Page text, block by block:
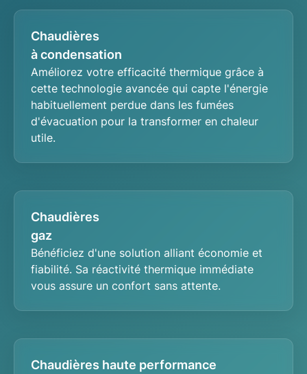
Chaudières
à condensation
Améliorez votre efficacité thermique grâce à
cette technologie avancée qui capte l'énergie
habituellement perdue dans les fumées
d'évacuation pour la transformer en chaleur
utile.
Chaudières
gaz
Bénéficiez d'une solution alliant économie et
fiabilité. Sa réactivité thermique immédiate
vous assure un confort sans attente.
Chaudières haute performance